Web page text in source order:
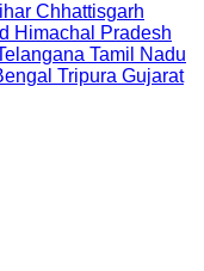
Chhattisgarh
Himachal Pradesh
Tamil Nadu
Tripura Gujarat